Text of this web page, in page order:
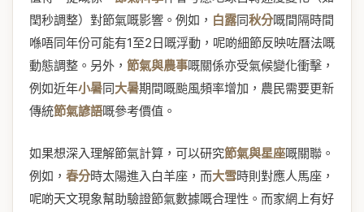
閏秒調整）對節氣嘅影響。例如， 白露同秋分嘅間隔時間
喺唔同年份可能有1至2日嘅浮動，呢啲細節反映咗曆法嘅
動態調整。另外， 節氣與農事嘅關係亦受氣候變化衝擊，
例如近年小暑同大暑期間嘅颱風頻率增加，農民需要更新
傳統節氣諺語嘅參考價值。
如果想深入理解節氣計算，可以研究節氣與星座嘅關聯。
例如， 春分時太陽進入白羊座，而大雪時則對應人馬座，
呢啲天文現象幫助驗證節氣數據嘅合理性。而家網上有好